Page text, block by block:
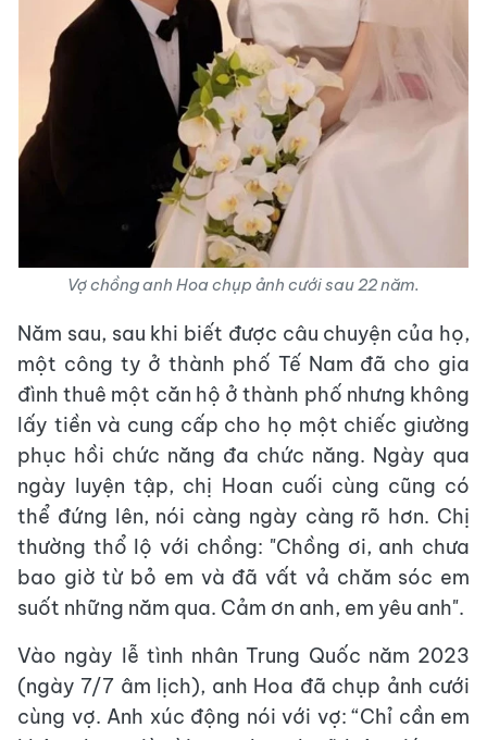
Vợ chồng anh Hoa chụp ảnh cưới sau 22 năm.
Năm sau, sau khi biết được câu chuyện của họ,
một công ty ở thành phố Tế Nam đã cho gia
đình thuê một căn hộ ở thành phố nhưng không
lấy tiền và cung cấp cho họ một chiếc giường
phục hồi chức năng đa chức năng. Ngày qua
ngày luyện tập, chị Hoan cuối cùng cũng có
thể đứng lên, nói càng ngày càng rõ hơn. Chị
thường thổ lộ với chồng: "Chồng ơi, anh chưa
bao giờ từ bỏ em và đã vất vả chăm sóc em
suốt những năm qua. Cảm ơn anh, em yêu anh".
Vào ngày lễ tình nhân Trung Quốc năm 2023
(ngày 7/7 âm lịch), anh Hoa đã chụp ảnh cưới
cùng vợ. Anh xúc động nói với vợ: “Chỉ cần em